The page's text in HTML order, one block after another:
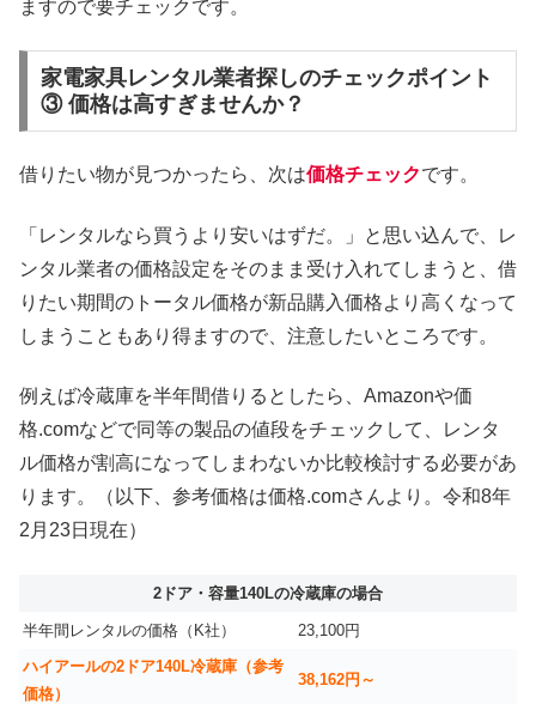
ますので要チェックです。
家電家具レンタル業者探しのチェックポイント
③ 価格は高すぎませんか？
借りたい物が見つかったら、次は価格チェックです。
「レンタルなら買うより安いはずだ。」と思い込んで、レ
ンタル業者の価格設定をそのまま受け入れてしまうと、借
りたい期間のトータル価格が新品購入価格より高くなって
しまうこともあり得ますので、注意したいところです。
例えば冷蔵庫を半年間借りるとしたら、Amazonや価
格.comなどで同等の製品の値段をチェックして、レンタ
ル価格が割高になってしまわないか比較検討する必要があ
ります。（以下、参考価格は価格.comさんより。令和8年
2月23日現在）
2ドア・容量140Lの冷蔵庫の場合
半年間レンタルの価格（K社）
23,100円
ハイアールの2ドア140L冷蔵庫（参考
価格）
38,162円～